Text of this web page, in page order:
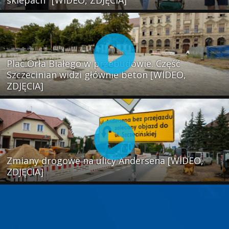
Plac Orła Białego w przebudowie. Część
Szczecinian widzi głównie beton [WIDEO,
ZDJĘCIA]
Zmiany drogowe na ulicy Andersena [WIDEO,
ZDJĘCIA]